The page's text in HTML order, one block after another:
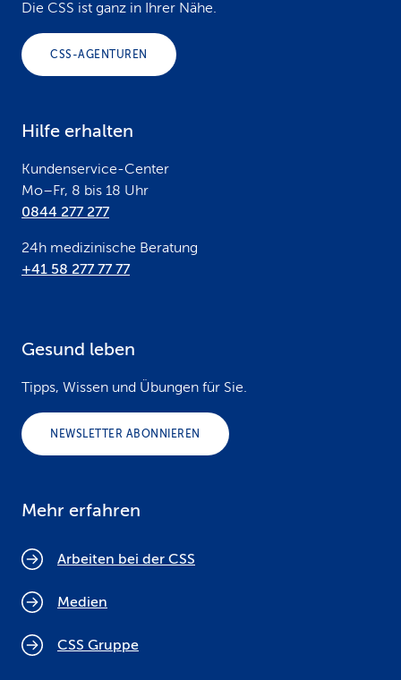
Die CSS ist ganz in Ihrer Nähe.
CSS-AGENTUREN
Hilfe erhalten
Kundenservice-Center
Mo–Fr, 8 bis 18 Uhr
0844 277 277
24h medizinische Beratung
+41 58 277 77 77
Gesund leben
Tipps, Wissen und Übungen für Sie.
NEWSLETTER ABONNIEREN
Mehr erfahren
Arbeiten bei der CSS
Medien
CSS Gruppe